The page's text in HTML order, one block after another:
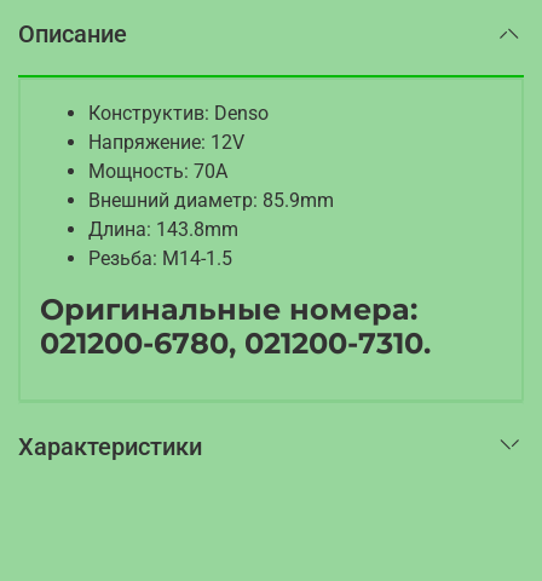
Описание
Конструктив: Denso
Напряжение: 12V
Мощность: 70A
Внешний диаметр: 85.9mm
Длина: 143.8mm
Резьба: M14-1.5
Оригинальные номера:
021200-6780, 021200-7310.
Характеристики